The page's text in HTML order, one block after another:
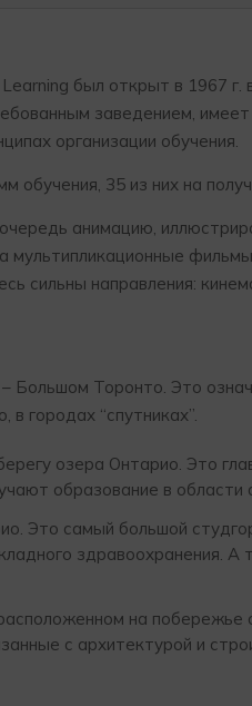
был открыт в 1967 г.
заведением,
организации обучения.
35 из них на
анимацию,
мультипликационные
сильны направления:
Большом Торонто. Это
городах “спутниках”.
озера Онтарио. Это
образование в области
Это самый большой
здравоохранения.
на
с архитектурой и